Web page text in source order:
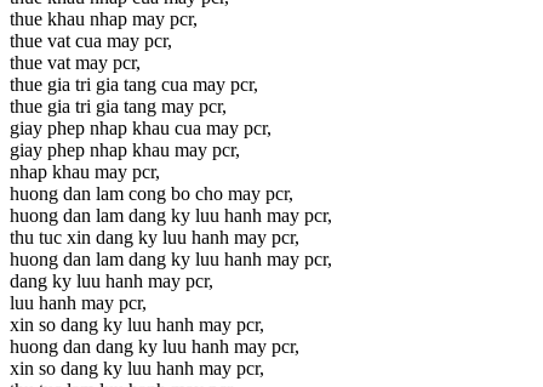
thue khau nhap may pcr,
thue vat cua may pcr,
thue vat may pcr,
thue gia tri gia tang cua may pcr,
thue gia tri gia tang may pcr,
giay phep nhap khau cua may pcr,
giay phep nhap khau may pcr,
nhap khau may pcr,
huong dan lam cong bo cho may pcr,
huong dan lam dang ky luu hanh may pcr,
thu tuc xin dang ky luu hanh may pcr,
huong dan lam dang ky luu hanh may pcr,
dang ky luu hanh may pcr,
luu hanh may pcr,
xin so dang ky luu hanh may pcr,
huong dan dang ky luu hanh may pcr,
xin so dang ky luu hanh may pcr,